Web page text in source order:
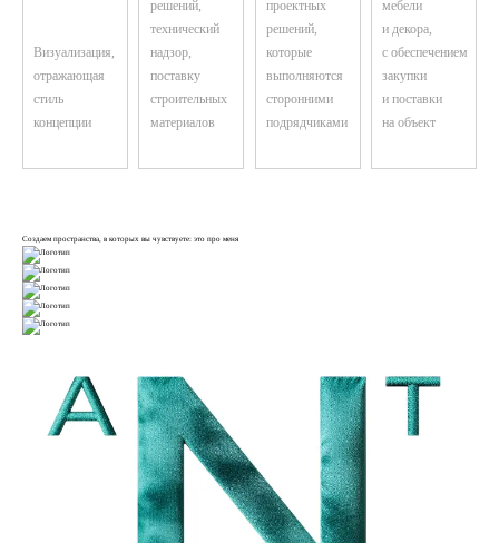
Визуализация,
отражающая
стиль
концепции
решений,
технический
надзор,
поставку
строительных
материалов
проектных
решений,
которые
выполняются
сторонними
подрядчиками
мебели
и декора,
с обеспечением
закупки
и поставки
на объект
Создаем пространства, в которых вы чувствуете: это про меня